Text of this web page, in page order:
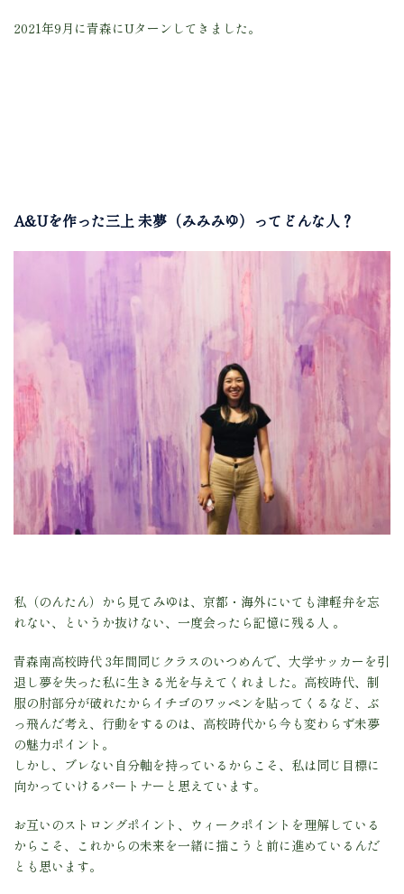
2021年9月に青森にUターンしてきました。
A&Uを作った三上 未夢（みみみゆ）ってどんな人？
私（のんたん）から見てみゆは、京都・海外にいても津軽弁を忘
れない、というか抜けない、一度会ったら記憶に残る人 。
青森南高校時代 3年間同じクラスのいつめんで、大学サッカーを引
退し夢を失った私に生きる光を与えてくれました。高校時代、制
服の肘部分が破れたからイチゴのワッペンを貼ってくるなど、ぶ
っ飛んだ考え、行動をするのは、高校時代から今も変わらず未夢
の魅力ポイント。
しかし、ブレない自分軸を持っているからこそ、私は同じ目標に
向かっていけるパートナーと思えています。
お互いのストロングポイント、ウィークポイントを理解している
からこそ、これからの未来を一緒に描こうと前に進めているんだ
とも思います。